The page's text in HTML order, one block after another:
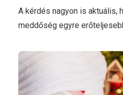
A kérdés nagyon is aktuális,
meddőség egyre